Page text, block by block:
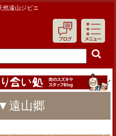
然遠山ジビエ
遠山郷